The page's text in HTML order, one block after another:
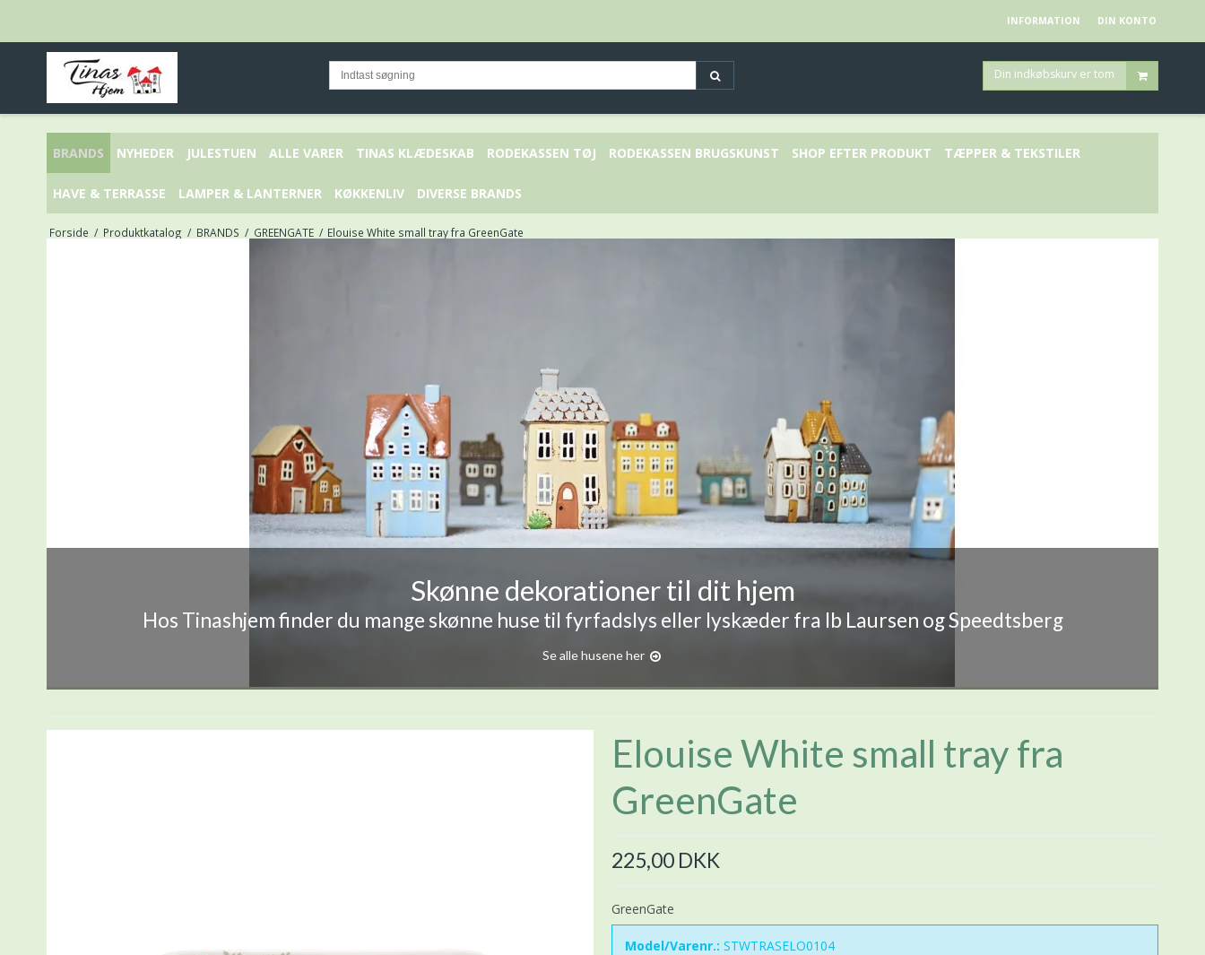
INFORMATION DIN KONTO
Din indkøbskurv er tom
BRANDS NYHEDER JULESTUEN ALLE VARER TINAS KLÆDESKAB RODEKASSEN TØJ RODEKASSEN BRUGSKUNST SHOP EFTER PRODUKT TÆPPER & TEKSTILER
HAVE & TERRASSE LAMPER & LANTERNER KØKKENLIV DIVERSE BRANDS
Forside / Produktkatalog / BRANDS / GREENGATE / Elouise White small tray fra GreenGate
Skønne dekorationer til dit hjem
Hos Tinashjem finder du mange skønne huse til fyrfadslys eller lyskæder fra Ib Laursen og Speedtsberg
Se alle husene her
Elouise White small tray fra
GreenGate
225,00 DKK
GreenGate
Model/Varenr.: STWTRASELO0104